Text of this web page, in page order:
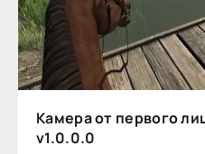
Камера от первого
v1.0.0.0